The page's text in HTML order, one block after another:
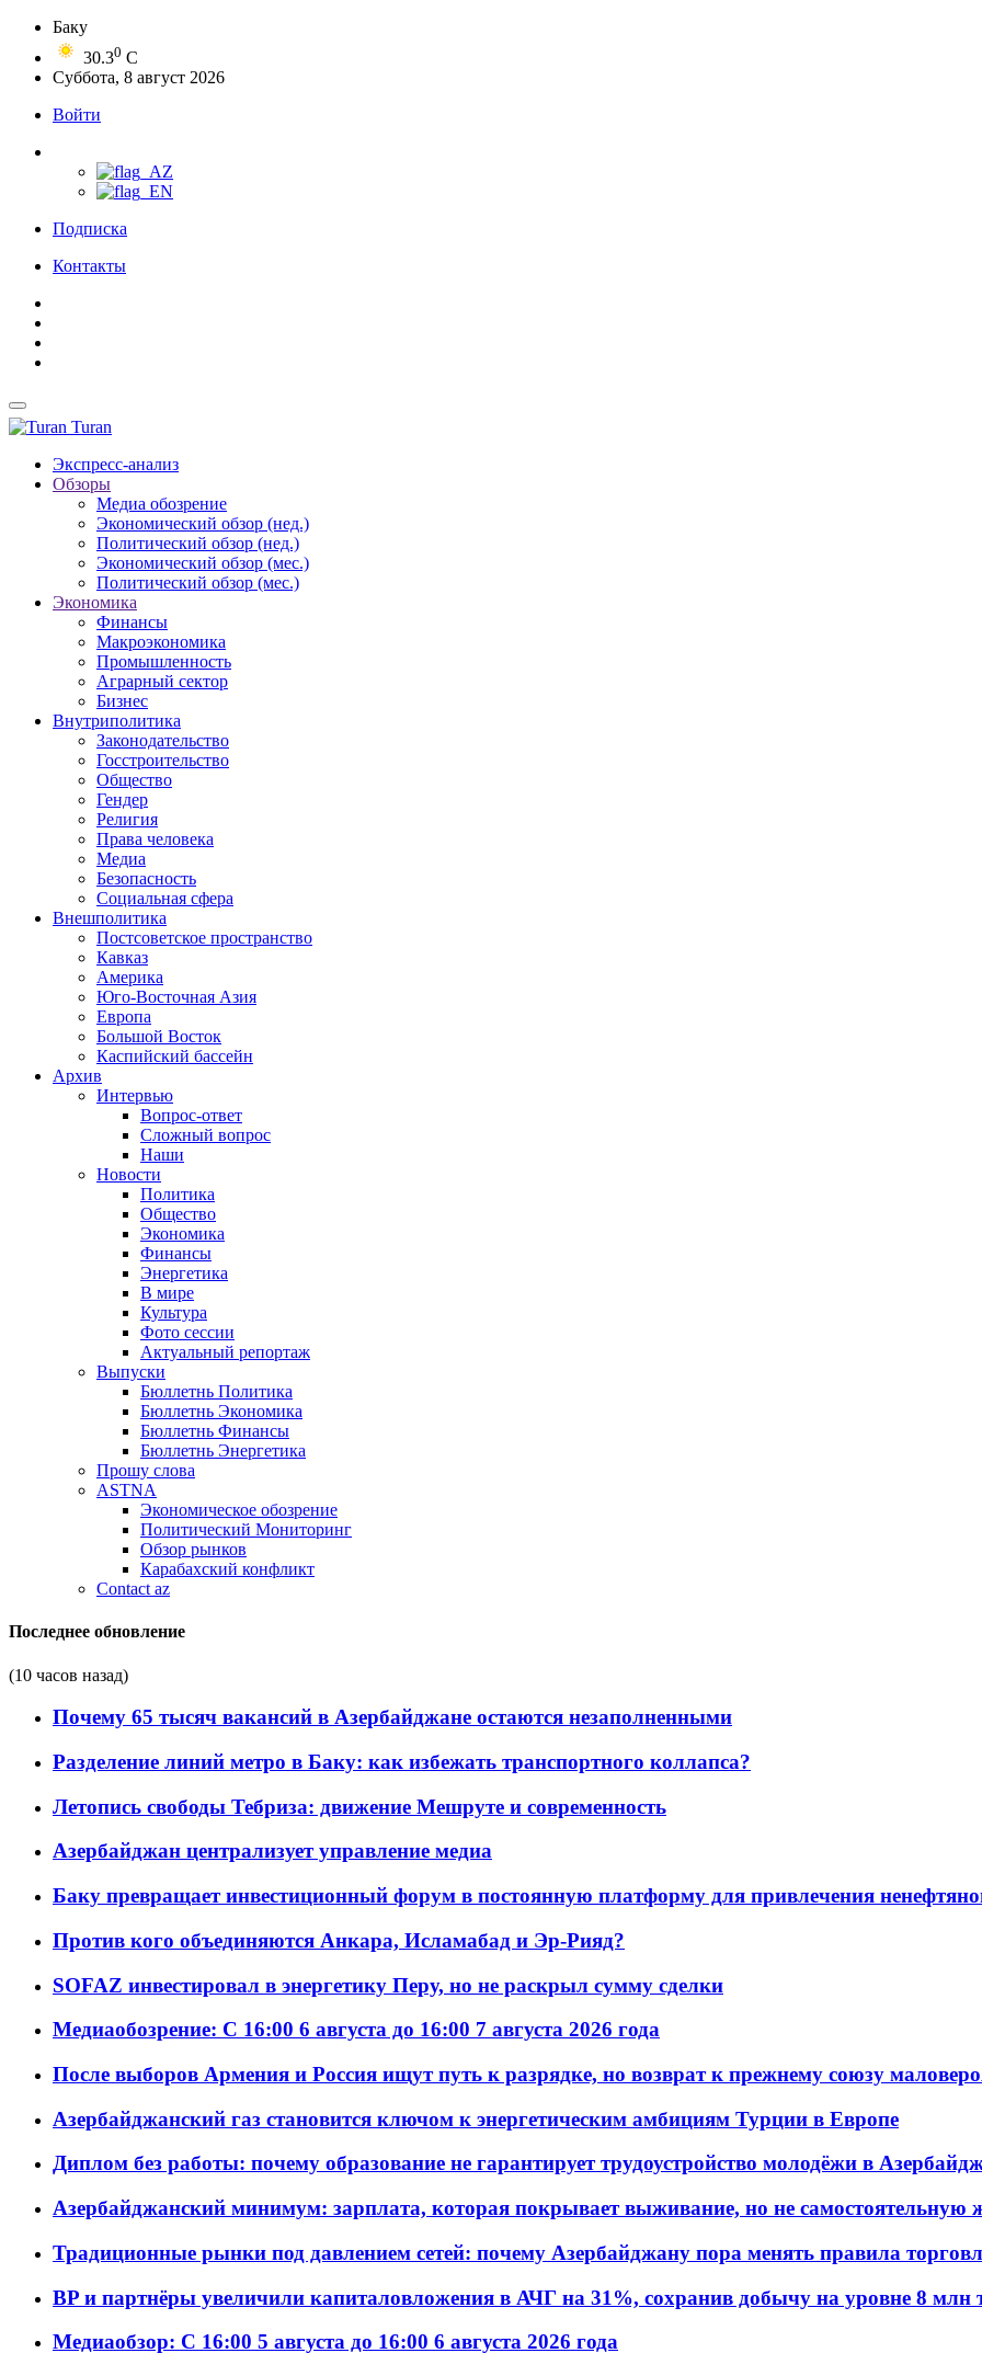
Баку
30.30 C
Суббота, 8 август 2026
Войти
Подписка
Контакты
Turan
Экспресс-анализ
Обзоры
Медиа обозрение
Экономический обзор (нед.)
Политический обзор (нед.)
Экономический обзор (мес.)
Политический обзор (мес.)
Экономика
Финансы
Макроэкономика
Промышленность
Аграрный сектор
Бизнес
Внутриполитика
Законодательство
Госстроительство
Общество
Гендер
Религия
Права человека
Медиа
Безопасность
Социальная сфера
Внешполитика
Постсоветское пространство
Кавказ
Америка
Юго-Восточная Азия
Европа
Большой Восток
Каспийский бассейн
Архив
Интервью
Вопрос-ответ
Сложный вопрос
Наши
Новости
Политика
Общество
Экономика
Финансы
Энергетика
В мире
Культура
Фото сессии
Актуальный репортаж
Выпуски
Бюллетнь Политика
Бюллетнь Экономика
Бюллетнь Финансы
Бюллетнь Энергетика
Прошу слова
ASTNA
Экономическое обозрение
Политический Мониторинг
Обзор рынков
Карабахский конфликт
Contact az
Последнее обновление
(10 часов назад)
Почему 65 тысяч вакансий в Азербайджане остаются незаполненными
Разделение линий метро в Баку: как избежать транспортного коллапса?
Летопись свободы Тебриза: движение Мешруте и современность
Азербайджан централизует управление медиа
Баку превращает инвестиционный форум в постоянную платформу для привлечения
Против кого объединяются Анкара, Исламабад и Эр-Рияд?
SOFAZ инвестировал в энергетику Перу, но не раскрыл сумму сделки
Медиаобозрение: С 16:00 6 августа до 16:00 7 августа 2026 года
После выборов Армения и Россия ищут путь к разрядке, но возврат к прежнему союзу
Азербайджанский газ становится ключом к энергетическим амбициям Турции в Европе
Диплом без работы: почему образование не гарантирует трудоустройство молодёжи в
Азербайджанский минимум: зарплата, которая покрывает выживание, но не самостоятельную
Традиционные рынки под давлением сетей: почему Азербайджану пора менять правила
BP и партнёры увеличили капиталовложения в АЧГ на 31%, сохранив добычу на уровне 8 млн
Медиаобзор: С 16:00 5 августа до 16:00 6 августа 2026 года